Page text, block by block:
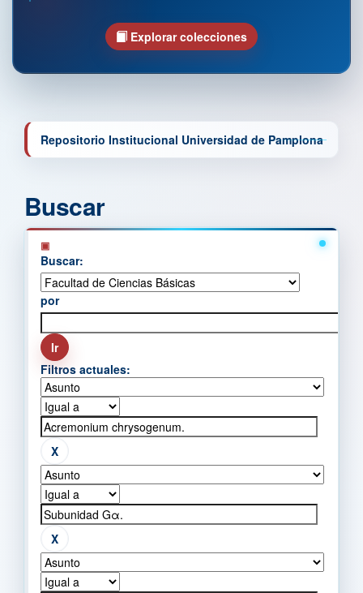
Explorar colecciones
Repositorio Institucional Universidad de Pamplona
Buscar
Buscar:
por
Filtros actuales: